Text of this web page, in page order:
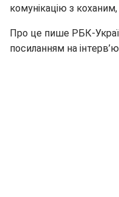
комунікацію з
Про це пише РБК-
посиланням на